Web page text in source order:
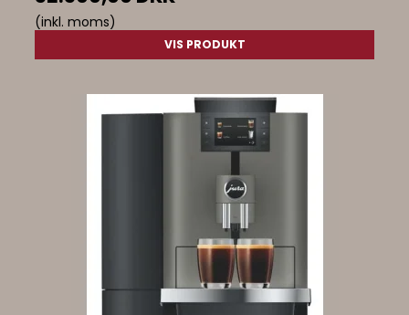
(inkl. moms)
VIS PRODUKT